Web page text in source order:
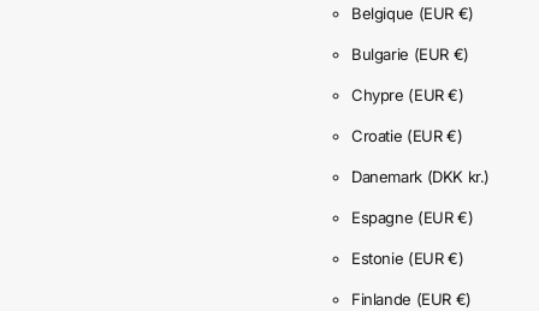
Belgique (EUR €)
Bulgarie (EUR €)
Chypre (EUR €)
Croatie (EUR €)
Danemark (DKK kr.)
Espagne (EUR €)
Estonie (EUR €)
Finlande (EUR €)